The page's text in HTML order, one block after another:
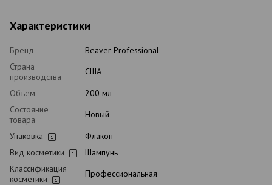
Характеристики
Бренд
Beaver Professional
Страна
производства
США
Объем
200 мл
Состояние
товара
Новый
Упаковка
Флакон
Вид косметики
Шампунь
Классификация
косметики
Профессиональная